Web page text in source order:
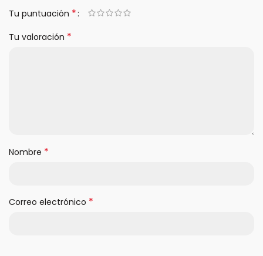
Tu puntuación *
Tu valoración *
Nombre *
Correo electrónico *